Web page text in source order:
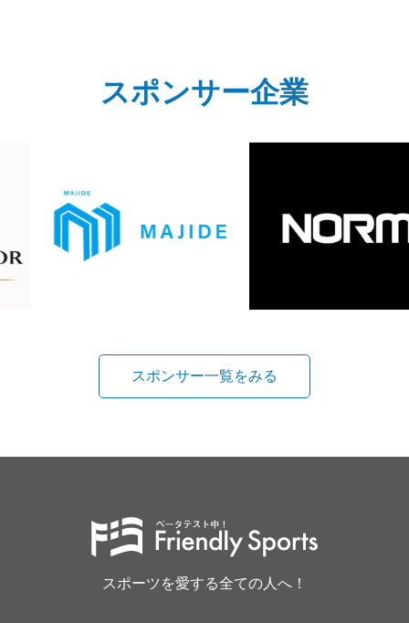
スポンサー企業
スポンサー一覧をみる
スポーツを愛する全ての人へ！